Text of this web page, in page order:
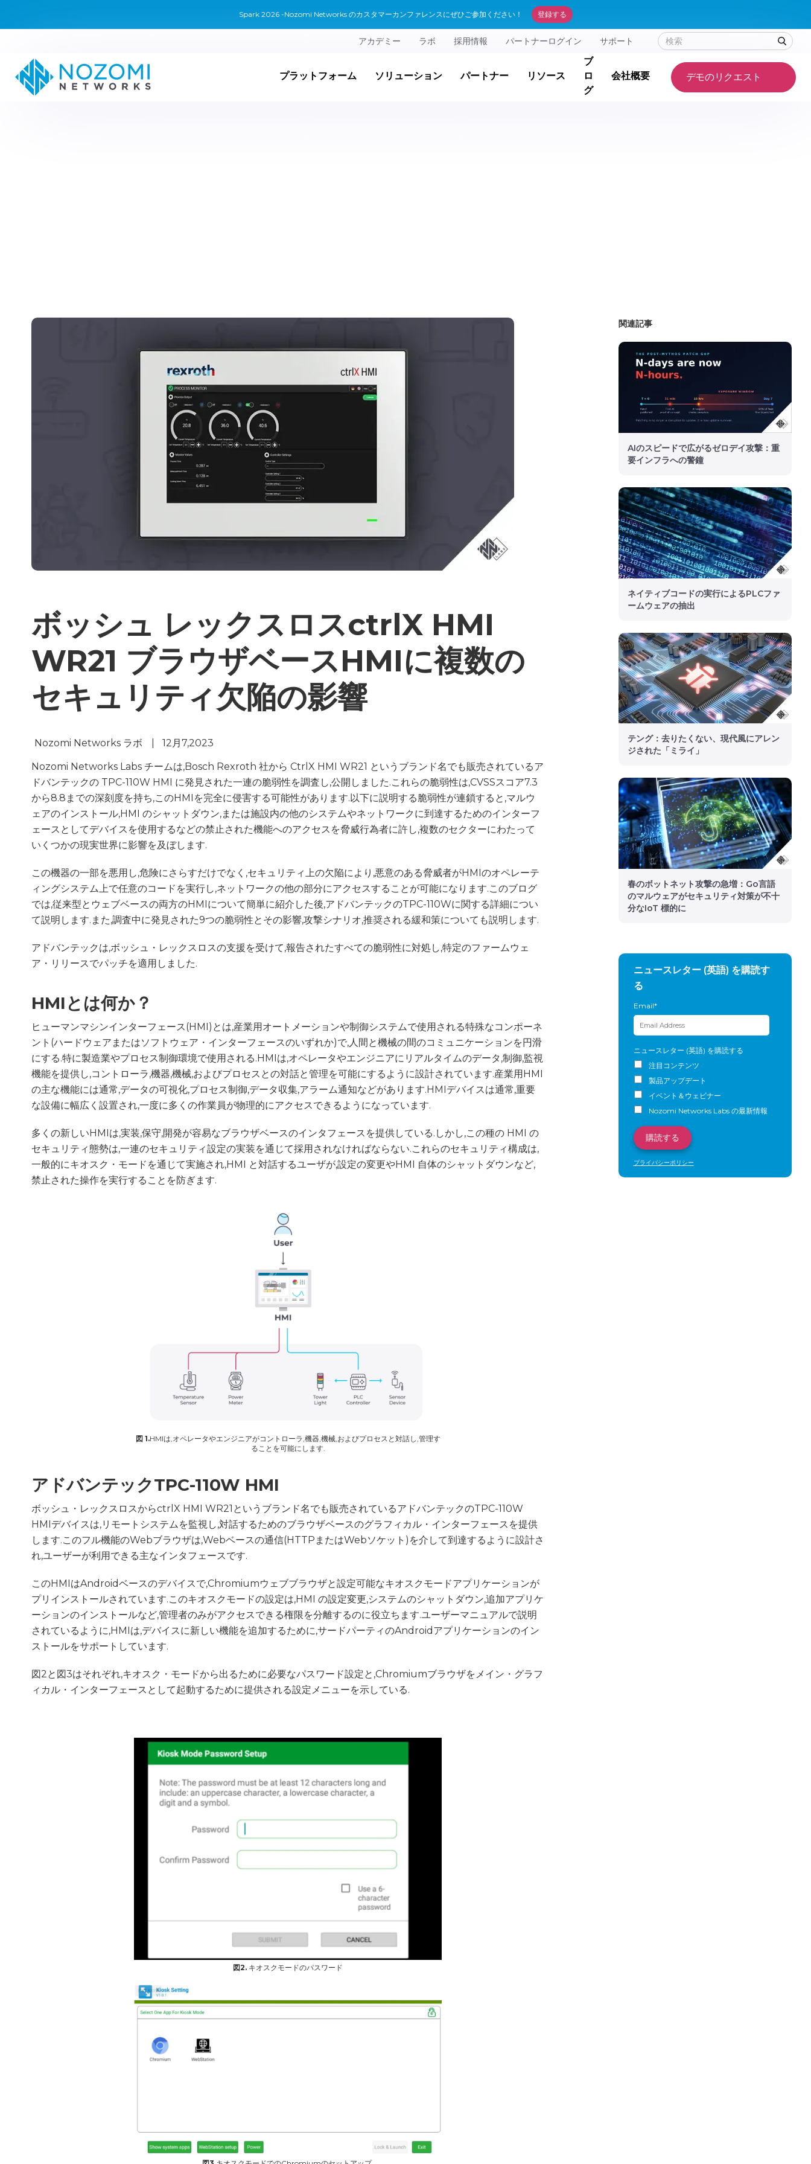
Spark 2026 -Nozomi Networks のカスタマーカンファレンスにぜひご参加ください！ 登録する
アカデミー ラボ 採用情報 パートナーログイン サポート
プラットフォーム ソリューション パートナー リソース
ブ
ロ
グ
会社概要 デモのリクエスト
ボッシュ レックスロスctrlX HMI
WR21 ブラウザベースHMIに複数の
セキュリティ欠陥の影響
Nozomi Networks ラボ 12月7,2023
Nozomi Networks Labs チームは,Bosch Rexroth 社から CtrlX HMI WR21 というブランド名でも販売されているア
ドバンテックの TPC-110W HMI に発見された一連の脆弱性を調査し,公開しました.これらの脆弱性は,CVSSスコア7.3
から8.8までの深刻度を持ち,このHMIを完全に侵害する可能性があります.以下に説明する脆弱性が連鎖すると,マルウ
ェアのインストール,HMI のシャットダウン,または施設内の他のシステムやネットワークに到達するためのインターフ
ェースとしてデバイスを使用するなどの禁止された機能へのアクセスを脅威行為者に許し,複数のセクターにわたって
いくつかの現実世界に影響を及ぼします.
この機器の一部を悪用し,危険にさらすだけでなく,セキュリティ上の欠陥により,悪意のある脅威者がHMIのオペレーテ
ィングシステム上で任意のコードを実行し,ネットワークの他の部分にアクセスすることが可能になります.このブログ
では,従来型とウェブベースの両方のHMIについて簡単に紹介した後,アドバンテックのTPC-110Wに関する詳細につい
て説明します.また,調査中に発見された9つの脆弱性とその影響,攻撃シナリオ,推奨される緩和策についても説明します.
アドバンテックは,ボッシュ・レックスロスの支援を受けて,報告されたすべての脆弱性に対処し,特定のファームウェ
ア・リリースでパッチを適用しました.
HMIとは何か？
ヒューマンマシンインターフェース(HMI)とは,産業用オートメーションや制御システムで使用される特殊なコンポーネ
ント(ハードウェアまたはソフトウェア・インターフェースのいずれか)で,人間と機械の間のコミュニケーションを円滑
にする.特に製造業やプロセス制御環境で使用される.HMIは,オペレータやエンジニアにリアルタイムのデータ,制御,監視
機能を提供し,コントローラ,機器,機械,およびプロセスとの対話と管理を可能にするように設計されています.産業用HMI
の主な機能には通常,データの可視化,プロセス制御,データ収集,アラーム通知などがあります.HMIデバイスは通常,重要
な設備に幅広く設置され,一度に多くの作業員が物理的にアクセスできるようになっています.
多くの新しいHMIは,実装,保守,開発が容易なブラウザベースのインタフェースを提供している.しかし,この種の HMI の
セキュリティ態勢は,一連のセキュリティ設定の実装を通じて採用されなければならない.これらのセキュリティ構成は,
一般的にキオスク・モードを通じて実施され,HMI と対話するユーザが,設定の変更やHMI 自体のシャットダウンなど,
禁止された操作を実行することを防ぎます.
図 1.HMIは,オペレータやエンジニアがコントローラ,機器,機械,およびプロセスと対話し,管理す
ることを可能にします.
アドバンテックTPC-110W HMI
ボッシュ・レックスロスからctrlX HMI WR21というブランド名でも販売されているアドバンテックのTPC-110W
HMIデバイスは,リモートシステムを監視し,対話するためのブラウザベースのグラフィカル・インターフェースを提供
します.このフル機能のWebブラウザは,Webベースの通信(HTTPまたはWebソケット)を介して到達するように設計さ
れ,ユーザーが利用できる主なインタフェースです.
このHMIはAndroidベースのデバイスで,Chromiumウェブブラウザと設定可能なキオスクモードアプリケーションが
プリインストールされています.このキオスクモードの設定は,HMI の設定変更,システムのシャットダウン,追加アプリケ
ーションのインストールなど,管理者のみがアクセスできる権限を分離するのに役立ちます.ユーザーマニュアルで説明
されているように,HMIは,デバイスに新しい機能を追加するために,サードパーティのAndroidアプリケーションのイン
ストールをサポートしています.
図2と図3はそれぞれ,キオスク・モードから出るために必要なパスワード設定と,Chromiumブラウザをメイン・グラフ
ィカル・インターフェースとして起動するために提供される設定メニューを示している.
図2. キオスクモードのパスワード
関連記事
AIのスピードで広がるゼロデイ攻撃：重
要インフラへの警鐘
ネイティブコードの実行によるPLCファ
ームウェアの抽出
テング：去りたくない、現代風にアレン
ジされた「ミライ」
春のボットネット攻撃の急増：Go言語
のマルウェアがセキュリティ対策が不十
分なIoT 標的に
ニュースレター (英語) を購読す
る
Email*
ニュースレター (英語) を購読する
注目コンテンツ
製品アップデート
イベント＆ウェビナー
Nozomi Networks Labs の最新情報
プライバシーポリシー